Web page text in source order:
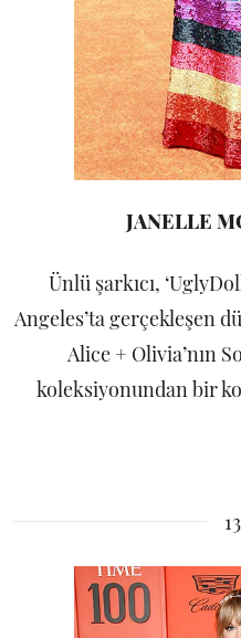
JANELLE
Ünlü şarkıcı,
Angeles’ta gerçekleşen
Alice + Olivia’nın
koleksiyonundan bir